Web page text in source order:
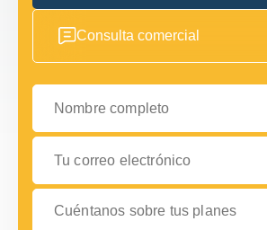
Consulta comercial
Nombre completo
Tu correo electrónico
Cuéntanos sobre tus planes